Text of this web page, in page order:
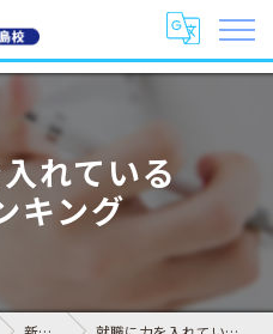
れている
キング